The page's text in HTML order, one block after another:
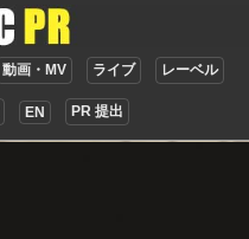
動画・MV ライブ レーベル
EN PR 提出